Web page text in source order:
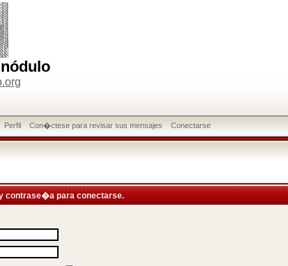
Perfil Con�ctese para revisar sus mensajes Conectarse
contrase�a para conectarse.